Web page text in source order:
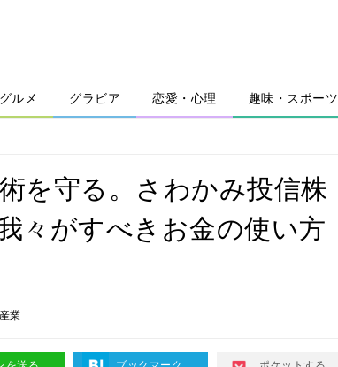
ルメ グラビア 恋愛・心理 趣味・スポーツ
を守る。さわかみ投信株
々がすべきお金の使い方
産業